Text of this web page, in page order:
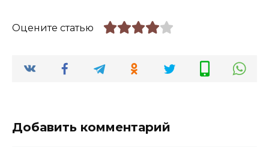
Оцените статью
Добавить комментарий